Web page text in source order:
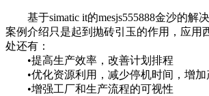
基于simatic it的mesjs555888金沙的解
案例介绍只是起到抛砖引玉的作用，应用
处还有：
•提高生产效率，改善计划排程
•优化资源利用，减少停机时间，增加
•增强工厂和生产流程的可视性